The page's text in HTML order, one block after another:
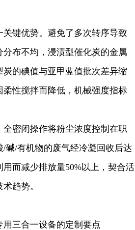
关键优势。避免了多次转序导致
布不均，浸渍型催化炭的金属
的碘值与亚甲蓝值批次差异缩
性搅拌而降低，机械强度指标
密闭操作将粉尘浓度控制在职
碱/有机物的废气经冷凝回收后达
而减少排放量50%以上，契合活
趋势。
三合一设备的定制要点